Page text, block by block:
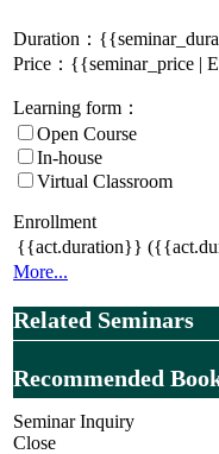
Duration：
Price：{{seminar_price |
Learning form：
Open Course
In-house
Virtual Classroom
Enrollment
{{act.duration}}
More...
Related Seminars
Recommended
Seminar Inquiry
Close